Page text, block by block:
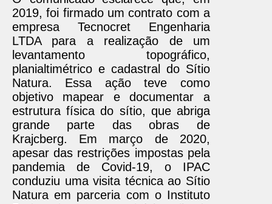
2019, foi firmado um contrato com a
empresa Tecnocret Engenharia
LTDA para a realização de um
levantamento topográfico,
planialtimétrico e cadastral do Sítio
Natura. Essa ação teve como
objetivo mapear e documentar a
estrutura física do sítio, que abriga
grande parte das obras de
Krajcberg. Em março de 2020,
apesar das restrições impostas pela
pandemia de Covid-19, o IPAC
conduziu uma visita técnica ao Sítio
Natura em parceria com o Instituto